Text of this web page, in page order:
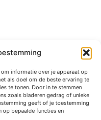
informatie over je apparaat op
als doel om de beste ervaring te
te tonen. Door in te stemmen
zoals bladeren gedrag of unieke
geeft of je toestemming
op bepaalde functies en